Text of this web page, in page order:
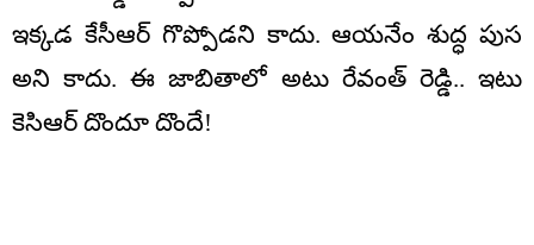
ఇక్కడ కేసీఆర్ గొప్పోడని కాదు. ఆయనేం శుద్ధ పుస
అని కాదు. ఈ జాబితాలో అటు రేవంత్ రెడ్డి.. ఇటు
కెసిఆర్ దొందూ దొందే!